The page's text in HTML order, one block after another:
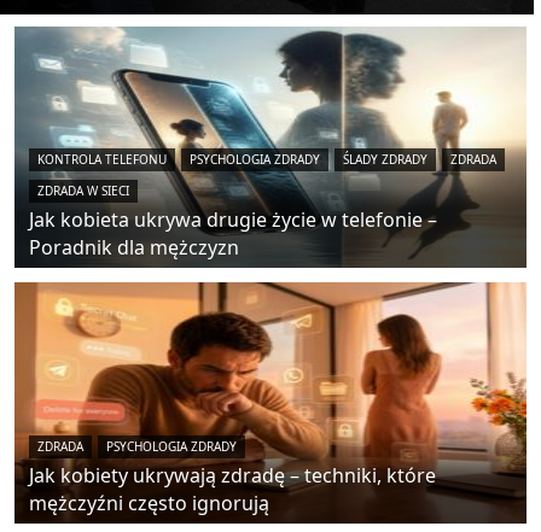
KONTROLA TELEFONU PSYCHOLOGIA ZDRADY ŚLADY ZDRADY
ZDRADA
ZDRADA W SIECI
Jak kobieta ukrywa drugie życie w telefonie –
Poradnik dla mężczyzn
ZDRADA PSYCHOLOGIA ZDRADY
Jak kobiety ukrywają zdradę – techniki, które
mężczyźni często ignorują